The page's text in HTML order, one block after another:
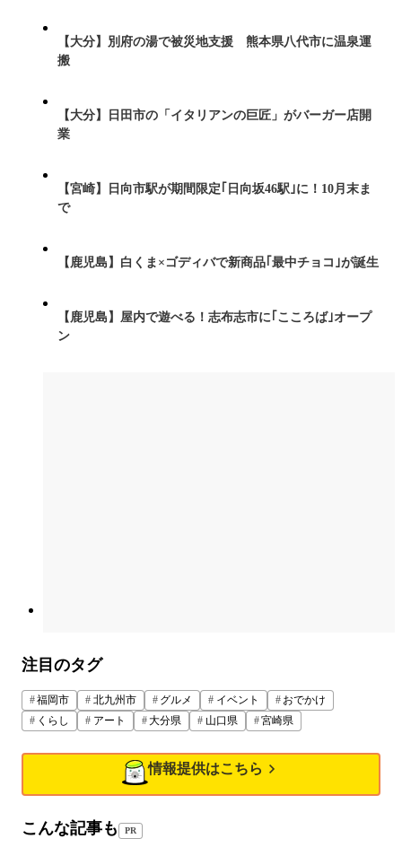
【大分】別府の湯で被災地支援 熊本県八代市に温泉運
搬
【大分】日田市の「イタリアンの巨匠」がバーガー店開
業
【宮崎】日向市駅が期間限定｢日向坂46駅｣に！10月末ま
で
【鹿児島】白くま×ゴディバで新商品｢最中チョコ｣が誕生
【鹿児島】屋内で遊べる！志布志市に｢こころば｣オープ
ン
注目のタグ
福岡市 北九州市 グルメ イベント
おでかけ
くらし
アート 大分県 山口県 宮崎県
情報提供はこちら
こんな記事も PR